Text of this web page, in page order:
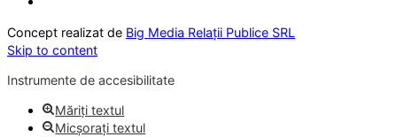
Concept realizat de Big Media Relații Publice SRL
Skip to content
Instrumente de accesibilitate
Măriți textul
Micșorați textul